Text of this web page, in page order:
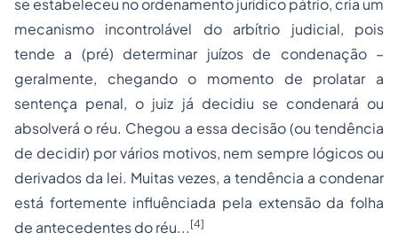
se estabeleceu no ordenamento jurídico pátrio, cria um
mecanismo incontrolável do arbítrio judicial, pois
tende a (pré) determinar juízos de condenação –
geralmente, chegando o momento de prolatar a
sentença penal, o juiz já decidiu se condenará ou
absolverá o réu. Chegou a essa decisão (ou tendência
de decidir) por vários motivos, nem sempre lógicos ou
derivados da lei. Muitas vezes, a tendência a condenar
está fortemente influênciada pela extensão da folha
de antecedentes do réu... [4]